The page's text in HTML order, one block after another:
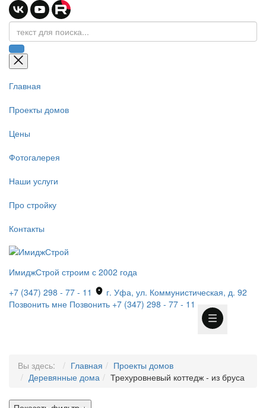
Главная
Проекты домов
Цены
Фотогалерея
Наши услуги
Про стройку
Контакты
ИмиджСтрой строим с 2002 года
+7 (347) 298 - 77 - 11
г. Уфа, ул. Коммунистическая, д. 92
Позвонить мне Позвонить +7 (347) 298 - 77 - 11
Вы здесь: Главная
Проекты домов
Деревянные дома
Трехуровневый коттедж - из бруса